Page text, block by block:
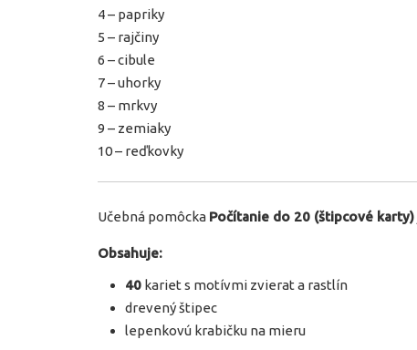
4 – papriky
5 – rajčiny
6 – cibule
7 – uhorky
8 – mrkvy
9 – zemiaky
10 – reďkovky
Učebná pomôcka Počítanie do 20 (štipcové karty)
Obsahuje:
40 kariet s motívmi zvierat a rastlín
drevený štipec
lepenkovú krabičku na mieru